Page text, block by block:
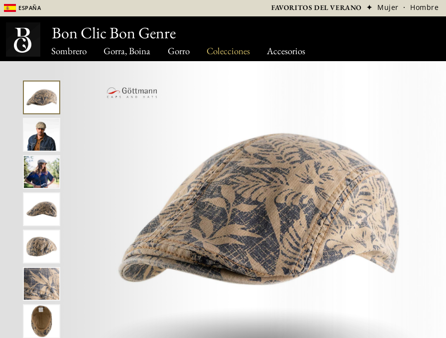
Sombrero Gorra, Boina Gorro Colecciones Accesorios
España FAVORITOS DEL VERANO ✦ Mujer · Hombre
Bon Clic Bon Genre